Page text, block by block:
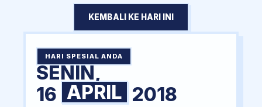
KEMBALI KE HARI INI
HARI SPESIAL ANDA
SENIN,
16 APRIL 2018